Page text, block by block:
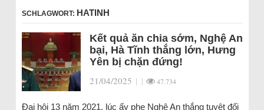
SCHLAGWORT: HATINH
Kết quả ăn chia sớm, Nghệ An
bại, Hà Tĩnh thắng lớn, Hưng
Yên bị chặn đứng!
21/04/2025 | | 47.734
Đại hội 13 năm 2021, lúc ấy phe Nghệ An thắng tuyệt đối